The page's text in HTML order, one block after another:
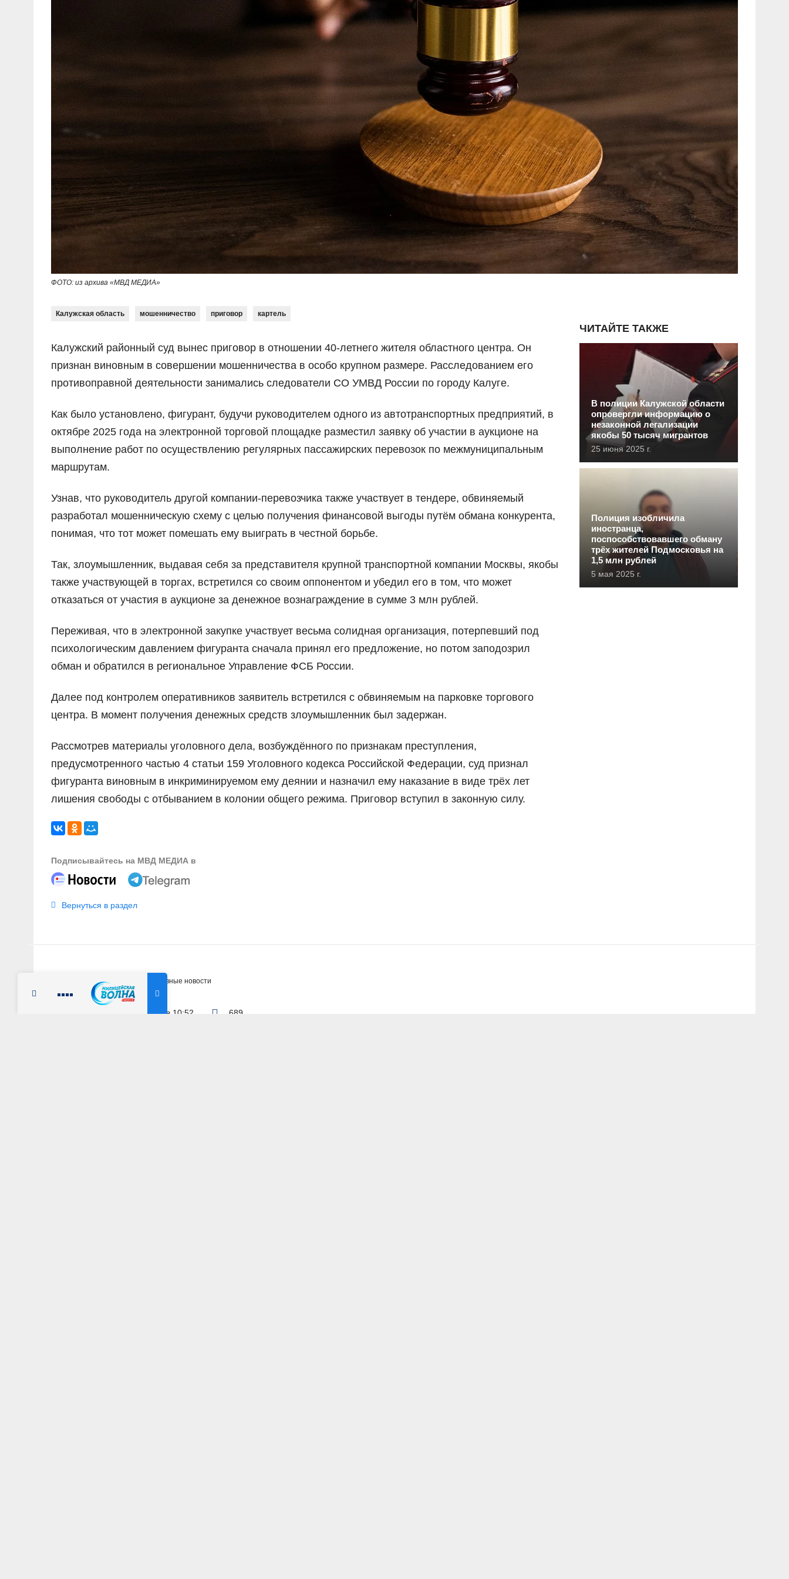
ФОТО: из архива «МВД МЕДИА»
Калужская область мошенничество приговор картель
Калужский районный суд вынес приговор в отношении 40-летнего жителя областного центра. Он
признан виновным в совершении мошенничества в особо крупном размере. Расследованием его
противоправной деятельности занимались следователи СО УМВД России по городу Калуге.
Как было установлено, фигурант, будучи руководителем одного из автотранспортных предприятий, в
октябре 2025 года на электронной торговой площадке разместил заявку об участии в аукционе на
выполнение работ по осуществлению регулярных пассажирских перевозок по межмуниципальным
маршрутам.
Узнав, что руководитель другой компании-перевозчика также участвует в тендере, обвиняемый
разработал мошенническую схему с целью получения финансовой выгоды путём обмана конкурента,
понимая, что тот может помешать ему выиграть в честной борьбе.
Так, злоумышленник, выдавая себя за представителя крупной транспортной компании Москвы, якобы
также участвующей в торгах, встретился со своим оппонентом и убедил его в том, что может
отказаться от участия в аукционе за денежное вознаграждение в сумме 3 млн рублей.
Переживая, что в электронной закупке участвует весьма солидная организация, потерпевший под
психологическим давлением фигуранта сначала принял его предложение, но потом заподозрил
обман и обратился в региональное Управление ФСБ России.
Далее под контролем оперативников заявитель встретился с обвиняемым на парковке торгового
центра. В момент получения денежных средств злоумышленник был задержан.
Рассмотрев материалы уголовного дела, возбуждённого по признакам преступления,
предусмотренного частью 4 статьи 159 Уголовного кодекса Российской Федерации, суд признал
фигуранта виновным в инкриминируемом ему деянии и назначил ему наказание в виде трёх лет
лишения свободы с отбыванием в колонии общего режима. Приговор вступил в законную силу.
Подписывайтесь на МВД МЕДИА в
Вернуться в раздел
ЧИТАЙТЕ ТАКЖЕ
В полиции Калужской области
опровергли информацию о
незаконной легализации
якобы 50 тысяч мигрантов
25 июня 2025 г.
Полиция изобличила
иностранца,
поспособствовавшего обману
трёх жителей Подмосковья на
1,5 млн рублей
5 мая 2025 г.
Новости Оперативные новости
1 июня 2026 г. в 10:52 689
Радио Милицейская волна